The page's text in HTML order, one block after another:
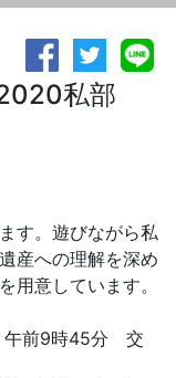
私部
す。遊びながら私
産への理解を深め
用意しています。
午前9時45分 交